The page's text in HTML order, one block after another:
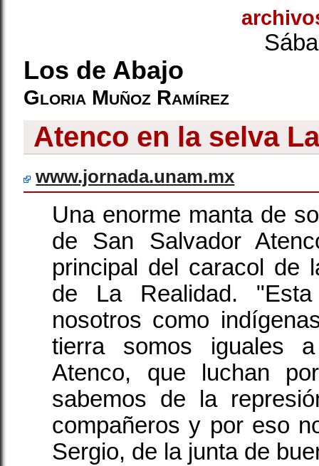
Los de Abajo
Gloria Muñoz Ramírez
Atenco en la selva
www.jornada.unam.mx
Una enorme manta de
de San Salvador
principal del caracol de
de La Realidad.
nosotros como
tierra somos iguales
Atenco, que luchan
sabemos de la
compañeros y por eso
Sergio, de la junta de